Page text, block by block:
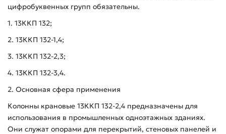
цифробуквенных групп обязательны.
1. 13ККП 132;
2. 13ККП 132-1,4;
3. 13ККП 132-2,3;
4. 13ККП 132-3,4.
2. Основная сфера применения
Колонны крановые 13ККП 132-2,4 предназначены для
использования в промышленных одноэтажных зданиях.
Они служат опорами для перекрытий, стеновых панелей и